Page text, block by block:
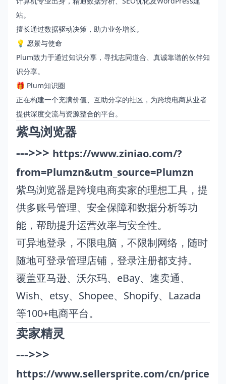
站。
擅长通过数据驱动决策，助力业务增长。
💡 愿景与使命
Plum致力于通过知识分享，寻找志同道合、真诚靠谱的伙伴知
识分享。
🎁 Plum知识圈
正在构建一个充满价值、互助分享的社区，为跨境电商从业者
提供深度交流与资源整合的平台。
紫鸟浏览器
--->>> https://www.ziniao.com/?
from=Plumzn&utm_source=Plumzn
紫鸟浏览器是跨境电商卖家的理想工具，提
供多账号管理、安全保障和数据分析等功
能，帮助提升运营效率与安全性。
可异地登录，不限电脑，不限制网络，随时
随地可登录管理店铺，登录注册都支持。
覆盖亚马逊、沃尔玛、eBay、速卖通、
Wish、etsy、Shopee、Shopify、Lazada
等100+电商平台。
卖家精灵
--->>>
https://www.sellersprite.com/cn/price